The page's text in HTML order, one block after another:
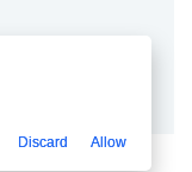
Discard Allow